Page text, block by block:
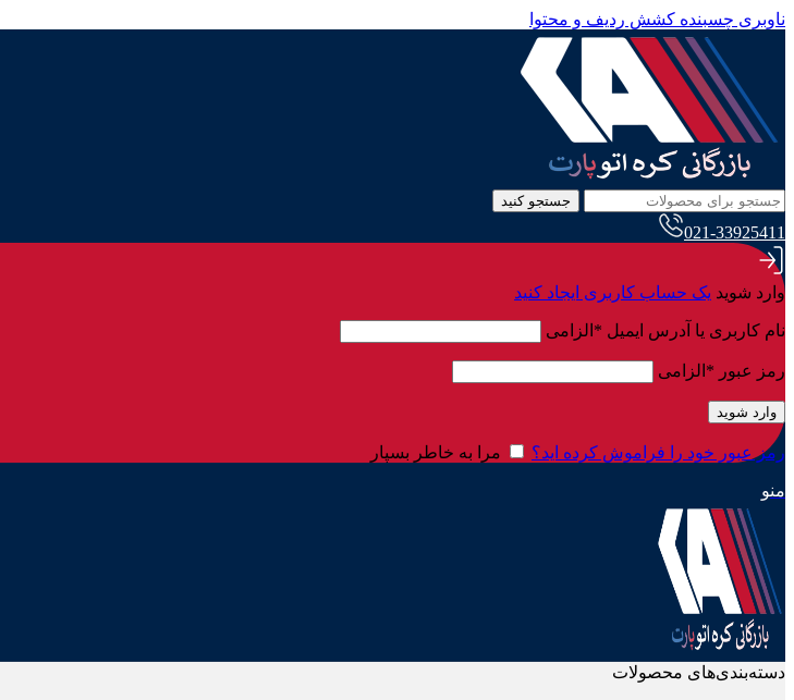
ناوبری چسبنده کشش ردیف و محتوا
جستجو کنید
021-33925411
وارد شوید یک حساب کاربری ایجاد کنید
نام کاربری یا آدرس ایمیل * الزامی
رمز عبور * الزامی
وارد شوید
رمز عبور خود را فراموش کرده اید؟ مرا به خاطر بسپار
منو
دسته‌بندی‌های محصولات